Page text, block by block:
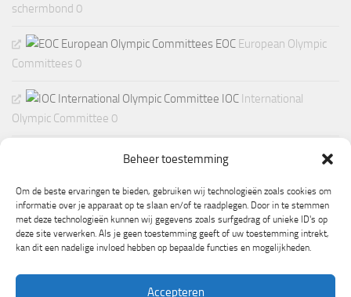
Beheer toestemming
Om de beste ervaringen te bieden, gebruiken wij technologieën zoals cookies om
informatie over je apparaat op te slaan en/of te raadplegen. Door in te stemmen
met deze technologieën kunnen wij gegevens zoals surfgedrag of unieke ID's op
deze site verwerken. Als je geen toestemming geeft of uw toestemming intrekt,
kan dit een nadelige invloed hebben op bepaalde functies en mogelijkheden.
Accepteren
schermbond 0
EOC European Olympic
Committees 0
IOC International
Olympic Committee 0